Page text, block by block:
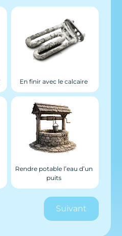
En finir avec le calcaire
Rendre potable l’eau d’un
puits
Suivant